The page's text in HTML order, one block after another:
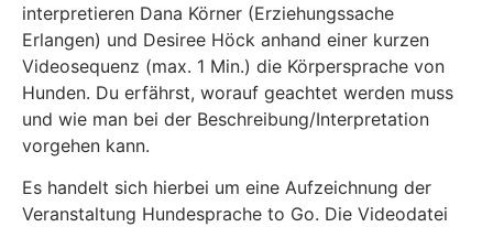
interpretieren Dana Körner (Erziehungssache
Erlangen) und Desiree Höck anhand einer kurzen
Videosequenz (max. 1 Min.) die Körpersprache von
Hunden. Du erfährst, worauf geachtet werden muss
und wie man bei der Beschreibung/Interpretation
vorgehen kann.
Es handelt sich hierbei um eine Aufzeichnung der
Veranstaltung Hundesprache to Go. Die Videodatei